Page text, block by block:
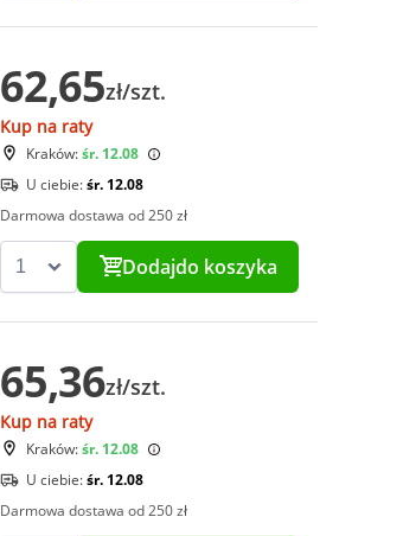
62,65zł/szt.
Kup na raty
Kraków:śr. 12.08
U ciebie:śr. 12.08
Darmowa dostawa od 250 zł
Dodajdo koszyka
65,36zł/szt.
Kup na raty
Kraków:śr. 12.08
U ciebie:śr. 12.08
Darmowa dostawa od 250 zł